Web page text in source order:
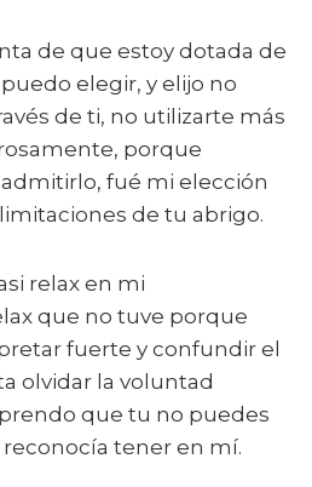
de que estoy dotada de
elegir, y elijo no
de ti, no utilizarte más
porque
fué mi elección
de tu abrigo.
relax en mi
que no tuve porque
fuerte y confundir el
olvidar la voluntad
que tu no puedes
tener en mí.